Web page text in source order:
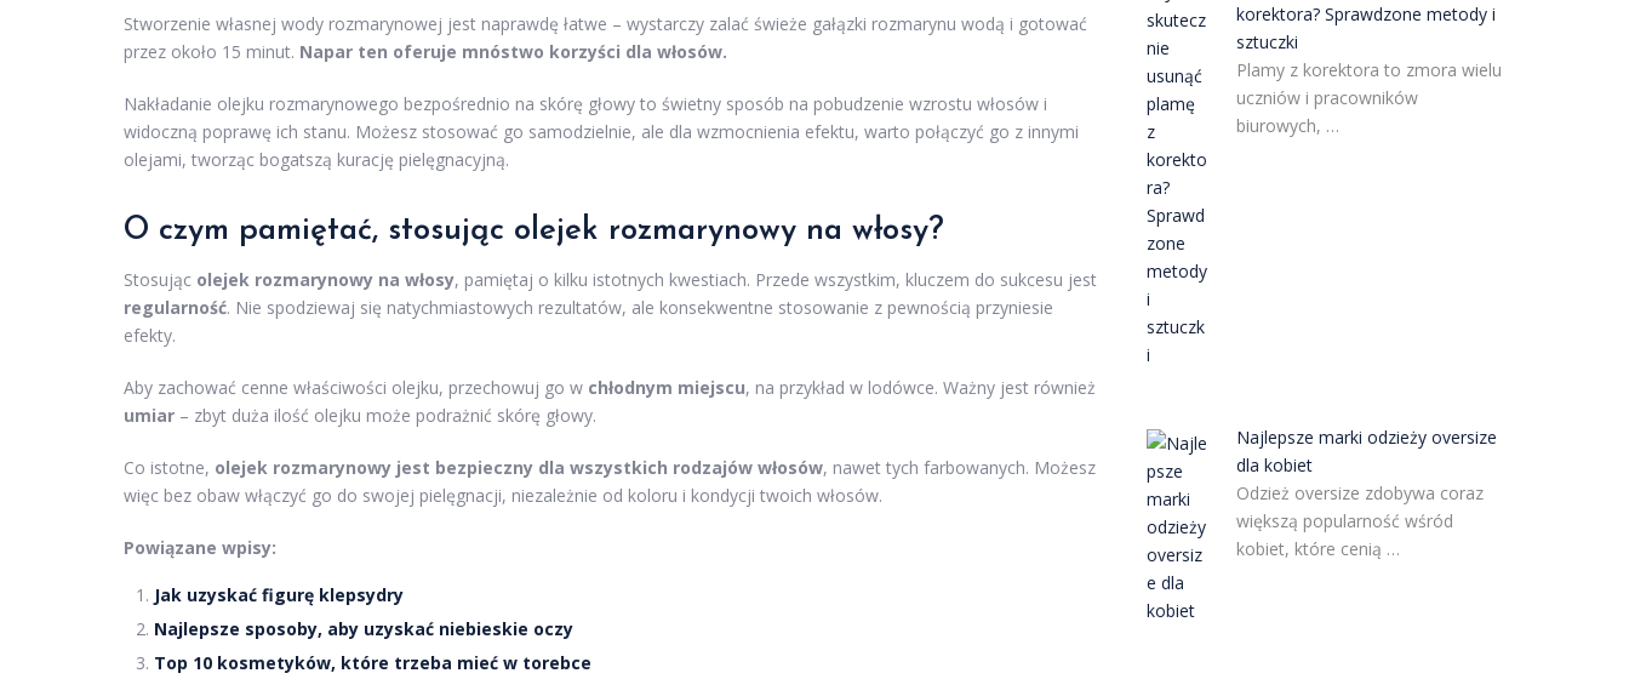
Stworzenie własnej wody rozmarynowej jest naprawdę łatwe – wystarczy zalać świeże gałązki rozmarynu wodą i gotować
przez około 15 minut. Napar ten oferuje mnóstwo korzyści dla włosów.
Nakładanie olejku rozmarynowego bezpośrednio na skórę głowy to świetny sposób na pobudzenie wzrostu włosów i
widoczną poprawę ich stanu. Możesz stosować go samodzielnie, ale dla wzmocnienia efektu, warto połączyć go z innymi
olejami, tworząc bogatszą kurację pielęgnacyjną.
O czym pamiętać, stosując olejek rozmarynowy na włosy?
Stosując olejek rozmarynowy na włosy, pamiętaj o kilku istotnych kwestiach. Przede wszystkim, kluczem do sukcesu jest
regularność. Nie spodziewaj się natychmiastowych rezultatów, ale konsekwentne stosowanie z pewnością przyniesie
efekty.
Aby zachować cenne właściwości olejku, przechowuj go w chłodnym miejscu, na przykład w lodówce. Ważny jest również
umiar – zbyt duża ilość olejku może podrażnić skórę głowy.
Co istotne, olejek rozmarynowy jest bezpieczny dla wszystkich rodzajów włosów, nawet tych farbowanych. Możesz
więc bez obaw włączyć go do swojej pielęgnacji, niezależnie od koloru i kondycji twoich włosów.
Powiązane wpisy:
Jak uzyskać figurę klepsydry
Najlepsze sposoby, aby uzyskać niebieskie oczy
Top 10 kosmetyków, które trzeba mieć w torebce
korektora? Sprawdzone metody i
sztuczki
Plamy z korektora to zmora wielu
uczniów i pracowników
biurowych, …
Najlepsze marki odzieży oversize
dla kobiet
Odzież oversize zdobywa coraz
większą popularność wśród
kobiet, które cenią …